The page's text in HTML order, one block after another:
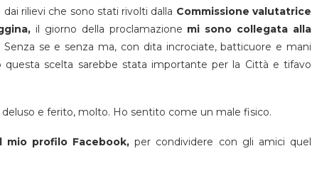
rilievi che sono stati rivolti dalla Commissione valutatrice
il giorno della proclamazione mi sono collegata alla
Senza se e senza ma, con dita incrociate, batticuore e mani
scelta sarebbe stata importante per la Città e tifavo
e ferito, molto. Ho sentito come un male fisico.
profilo Facebook, per condividere con gli amici quel